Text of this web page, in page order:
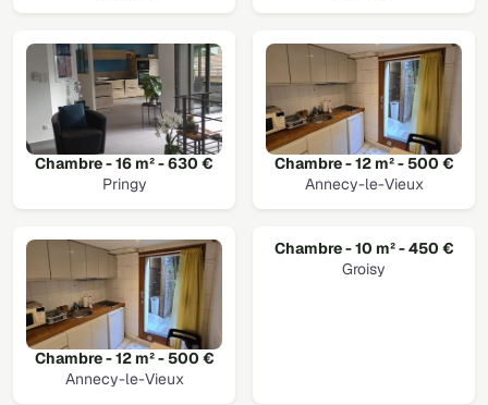
Chambre - 16 m² - 630 €
Pringy
Chambre - 12 m² - 500 €
Annecy-le-Vieux
Chambre - 12 m² - 500 €
Annecy-le-Vieux
Chambre - 10 m² - 450 €
Groisy